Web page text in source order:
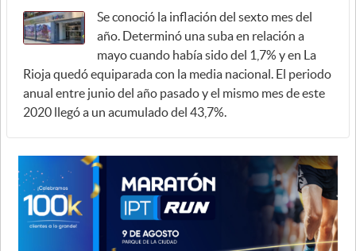
Se conoció la inflación del sexto mes del
año. Determinó una suba en relación a
mayo cuando había sido del 1,7% y en La
Rioja quedó equiparada con la media nacional. El periodo
anual entre junio del año pasado y el mismo mes de este
2020 llegó a un acumulado del 43,7%.